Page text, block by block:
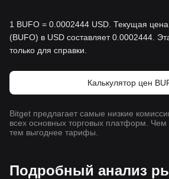
1 BUFO = 0.0002444 USD. Текущая
(BUFO) в USD составляет 0.0002444.
только для справки.
Калькулятор цен
Bitget предлагает самые низкие
всех основных торговых платформ. Чем
тем выгоднее тарифы.
Подробный анализ